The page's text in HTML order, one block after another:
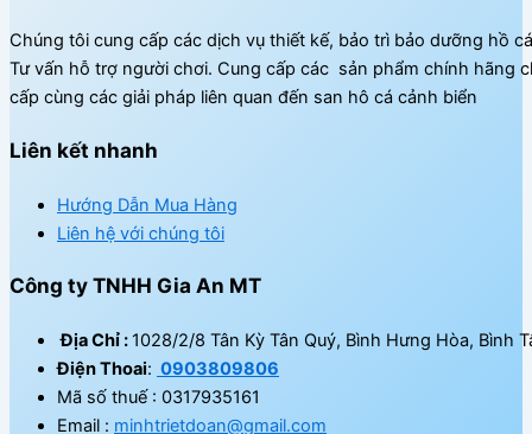
Chúng tôi cung cấp các dịch vụ thiết kế, bảo trì bảo dưỡng hồ
Tư vấn hỗ trợ người chơi. Cung cấp các sản phẩm chính hãng
cấp cùng các giải pháp liên quan đến san hô cá cảnh biển
Liên kết nhanh
Hướng Dẫn Mua Hàng
Liên hệ với chúng tôi
Công ty TNHH Gia An MT
Địa Chỉ :1028/2/8 Tân Kỳ Tân Quý, Bình Hưng Hòa, Bình
Điện Thoai: 0903809806
Mã số thuế : 0317935161
Email : minhtrietdoan@gmail.com